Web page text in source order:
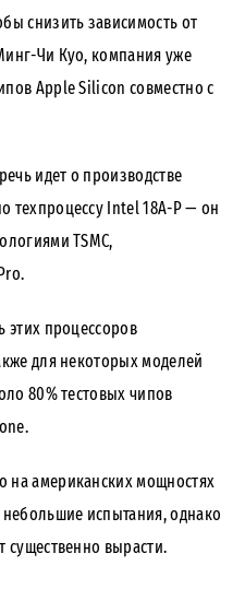
снизить зависимость от
Чи Куо, компания уже
Apple Silicon совместно с
идет о производстве
техпроцессу Intel 18A-P — он
TSMC,
этих процессоров
для некоторых моделей
80% тестовых чипов
на американских мощностях
испытания, однако
существенно вырасти.